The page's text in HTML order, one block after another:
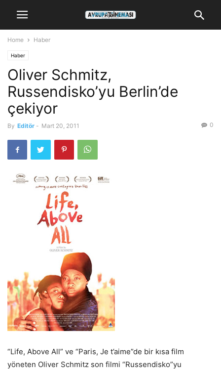
Home Haber
Haber
Oliver Schmitz,
Russendisko’yu Berlin’de
çekiyor
By Editör - Mart 20, 2011 0
“Life, Above All” ve “Paris, Je t’aime”de bir kısa film
yöneten Oliver Schmitz son filmi “Russendisko”yu